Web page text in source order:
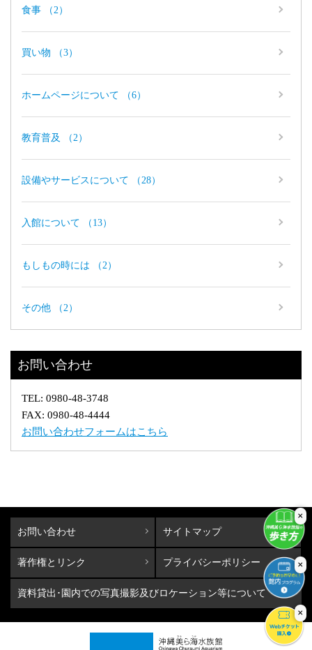
食事 （2）
買い物 （3）
ホームページについて （6）
教育普及 （2）
設備やサービスについて （28）
入館について （13）
もしもの時には （2）
その他 （2）
お問い合わせ
TEL: 0980-48-3748
FAX: 0980-48-4444
お問い合わせフォームはこちら
×
×
×
お問い合わせ サイトマップ
著作権とリンク プライバシーポリシー
資料貸出･園内での写真撮影及びロケーション等について